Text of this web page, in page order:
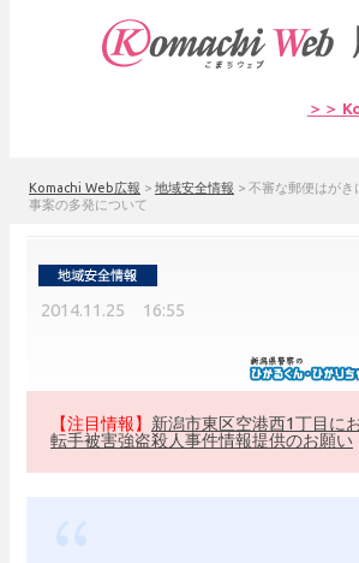
＞＞
Komachi Web広報 > 地域安全情報 > 不審な郵便はがき
事案の多発について
2014.11.25 16:55
【注目情報】 新潟市東区空港西1丁目に
転手被害強盗殺人事件情報提供のお願い